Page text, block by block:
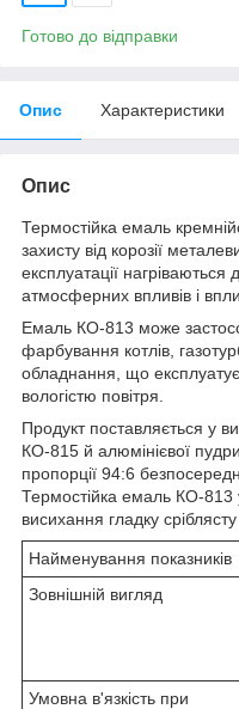
Готово до відправки
Опис Характеристики
Опис
Термостійка емаль
захисту від корозії
експлуатації
атмосферних впливів і
Емаль КО-813 може
фарбування котлів,
обладнання, що
вологістю повітря.
Продукт поставляється у
КО-815 й алюмінієвої
пропорції 94:6
Термостійка емаль КО-813
висихання гладку сріблясту
Найменування показників
Зовнішній вигляд
Умовна в'язкість при